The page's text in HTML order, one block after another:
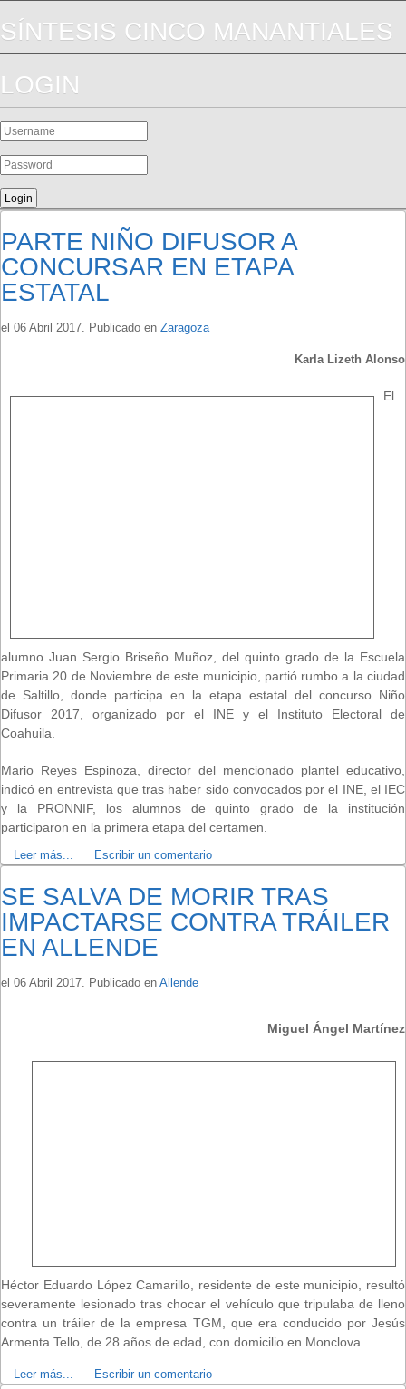
SÍNTESIS CINCO MANANTIALES
LOGIN
PARTE NIÑO DIFUSOR A
CONCURSAR EN ETAPA
ESTATAL
el 06 Abril 2017. Publicado en Zaragoza
Karla Lizeth Alonso
El
alumno Juan Sergio Briseño Muñoz, del quinto grado de la Escuela
Primaria 20 de Noviembre de este municipio, partió rumbo a la ciudad
de Saltillo, donde participa en la etapa estatal del concurso Niño
Difusor 2017, organizado por el INE y el Instituto Electoral de
Coahuila.
Mario Reyes Espinoza, director del mencionado plantel educativo,
indicó en entrevista que tras haber sido convocados por el INE, el IEC
y la PRONNIF, los alumnos de quinto grado de la institución
participaron en la primera etapa del certamen.
Leer más... Escribir un comentario
SE SALVA DE MORIR TRAS
IMPACTARSE CONTRA TRÁILER
EN ALLENDE
el 06 Abril 2017. Publicado en Allende
Miguel Ángel Martínez
Héctor Eduardo López Camarillo, residente de este municipio, resultó
severamente lesionado tras chocar el vehículo que tripulaba de lleno
contra un tráiler de la empresa TGM, que era conducido por Jesús
Armenta Tello, de 28 años de edad, con domicilio en Monclova.
Leer más... Escribir un comentario